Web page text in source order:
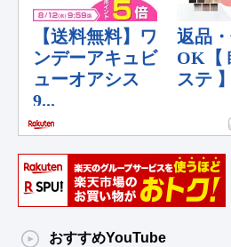
おすすめYouTube